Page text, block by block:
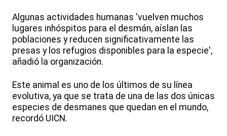
Algunas actividades humanas 'vuelven muchos
lugares inhóspitos para el desmán, aíslan las
poblaciones y reducen significativamente las
presas y los refugios disponibles para la especie',
añadió la organización.
Este animal es uno de los últimos de su línea
evolutiva, ya que se trata de una de las dos únicas
especies de desmanes que quedan en el mundo,
recordó UICN.